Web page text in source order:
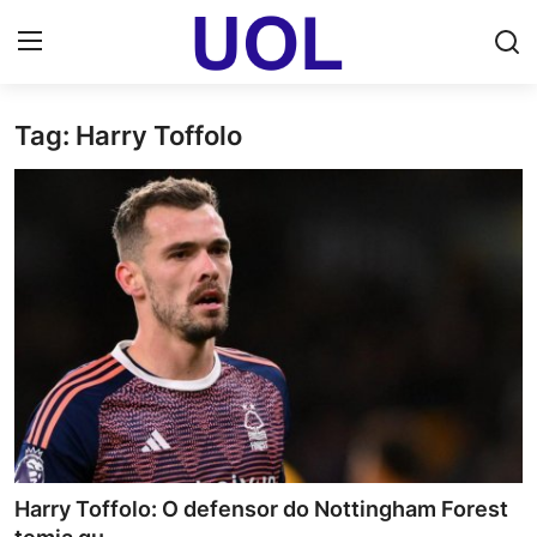
Login
UOL Email Entrar
Uol pt Bate Papo Gratis
Mundo
Economia
Dólar Cotação de Hoje
Tag: Harry Toffolo
Harry Toffolo: O defensor do Nottingham Forest